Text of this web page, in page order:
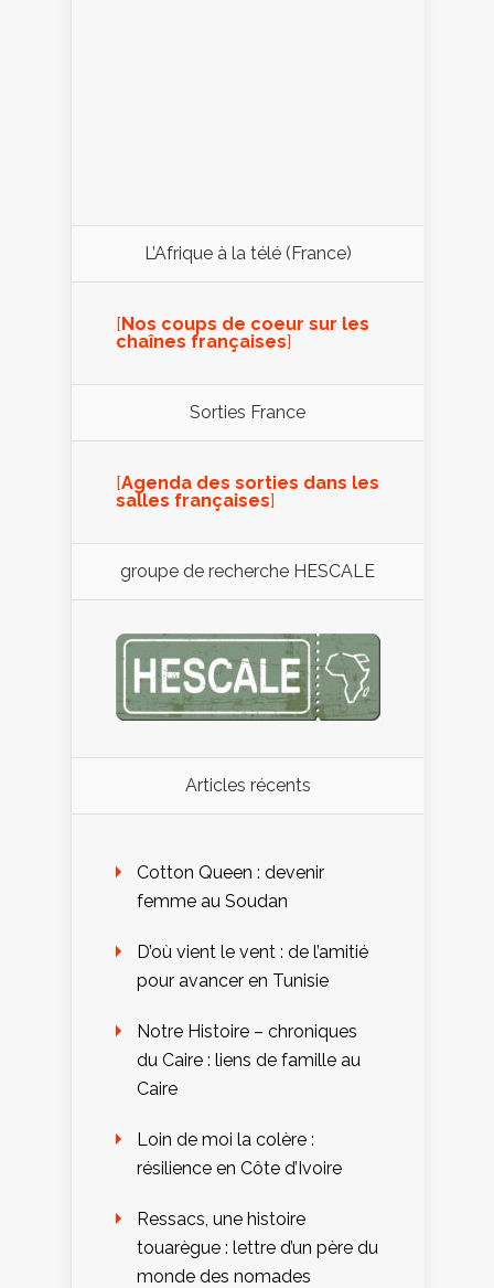
L’Afrique à la télé (France)
[Nos coups de coeur sur les
chaînes françaises]
Sorties France
[Agenda des sorties dans les
salles françaises]
groupe de recherche HESCALE
Articles récents
Cotton Queen : devenir
femme au Soudan
D’où vient le vent : de l’amitié
pour avancer en Tunisie
Notre Histoire – chroniques
du Caire : liens de famille au
Caire
Loin de moi la colère :
résilience en Côte d’Ivoire
Ressacs, une histoire
touarègue : lettre d’un père du
monde des nomades